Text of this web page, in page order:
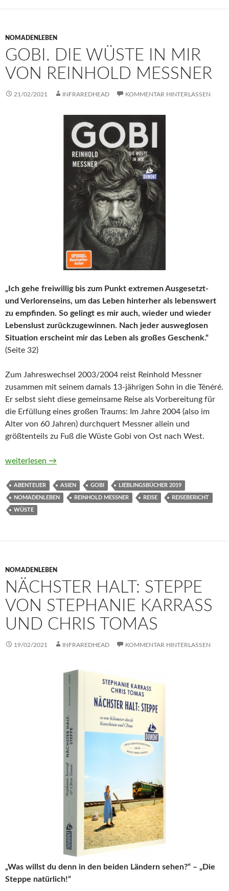
NOMADENLEBEN
GOBI. DIE WÜSTE IN MIR
VON REINHOLD MESSNER
21/02/2021 INFRAREDHEAD KOMMENTAR HINTERLASSEN
„Ich gehe freiwillig bis zum Punkt extremen Ausgesetzt-
und Verlorenseins, um das Leben hinterher als lebenswert
zu empfinden. So gelingt es mir auch, wieder und wieder
Lebenslust zurückzugewinnen. Nach jeder ausweglosen
Situation erscheint mir das Leben als großes Geschenk.“
(Seite 32)
Zum Jahreswechsel 2003/2004 reist Reinhold Messner
zusammen mit seinem damals 13-jährigen Sohn in die Ténéré.
Er selbst sieht diese gemeinsame Reise als Vorbereitung für
die Erfüllung eines großen Traums: Im Jahre 2004 (also im
Alter von 60 Jahren) durchquert Messner allein und
größtenteils zu Fuß die Wüste Gobi von Ost nach West.
Gobi. Die Wüste in mir von Reinhold Messner
weiterlesen →
ABENTEUER ASIEN GOBI LIEBLINGSBÜCHER 2019
NOMADENLEBEN REINHOLD MESSNER REISE REISEBERICHT
WÜSTE
NOMADENLEBEN
NÄCHSTER HALT: STEPPE
VON STEPHANIE KARRASS
UND CHRIS TOMAS
19/02/2021 INFRAREDHEAD KOMMENTAR HINTERLASSEN
„Was willst du denn in den beiden Ländern sehen?“ – „Die
Steppe natürlich!“